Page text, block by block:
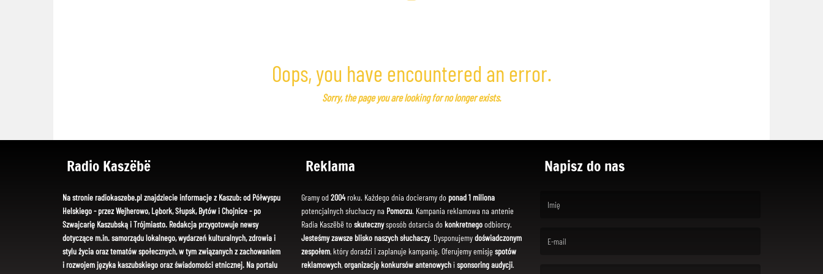
Oops, you have encountered an error.
Sorry, the page you are looking for no longer exists.
Radio Kaszëbë
Na stronie radiokaszebe.pl znajdziecie informacje z Kaszub: od Półwyspu
Helskiego - przez Wejherowo, Lębork, Słupsk, Bytów i Chojnice - po
Szwajcarię Kaszubską i Trójmiasto. Redakcja przygotowuje newsy
dotyczące m.in. samorządu lokalnego, wydarzeń kulturalnych, zdrowia i
stylu życia oraz tematów społecznych, w tym związanych z zachowaniem
i rozwojem języka kaszubskiego oraz świadomości etnicznej. Na portalu
Reklama
Gramy od 2004roku. Każdego dnia docieramy do ponad 1 miliona
potencjalnych słuchaczy na Pomorzu. Kampania reklamowa na antenie
Radia Kaszëbë toskutecznysposób dotarcia dokonkretnegoodbiorcy.
Jesteśmy zawsze blisko naszych słuchaczy. Dysponujemydoświadczonym
zespołem, który doradzi i zaplanuje kampanię. Oferujemy emisję spotów
reklamowych,organizację konkursów antenowychi sponsoring audycji.
Napisz do nas